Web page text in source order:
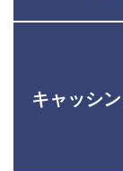
キャッシ